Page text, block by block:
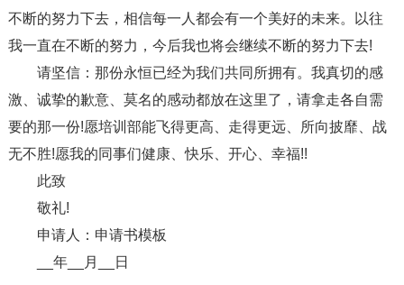
不断的努力下去，相信每一人都会有一个美好的未来。以往
我一直在不断的努力，今后我也将会继续不断的努力下去!
请坚信：那份永恒已经为我们共同所拥有。我真切的感
激、诚挚的歉意、莫名的感动都放在这里了，请拿走各自需
要的那一份!愿培训部能飞得更高、走得更远、所向披靡、战
无不胜!愿我的同事们健康、快乐、开心、幸福!!
此致
敬礼!
申请人：申请书模板
__年__月__日